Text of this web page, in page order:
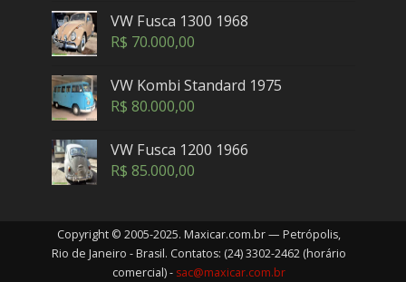
VW Fusca 1300 1968
R$ 70.000,00
VW Kombi Standard 1975
R$ 80.000,00
VW Fusca 1200 1966
R$ 85.000,00
Copyright © 2005-2025. Maxicar.com.br — Petrópolis,
Rio de Janeiro - Brasil. Contatos: (24) 3302-2462 (horário
comercial) - sac@maxicar.com.br